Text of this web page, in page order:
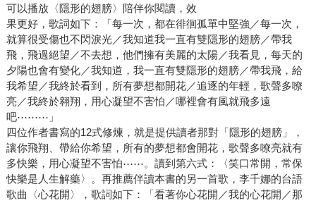
可以播放〈隱形的翅膀〉陪伴你閱讀，效
果更好，歌詞如下：「每一次，都在徘徊孤單中堅強／每一次，
就算很受傷也不閃淚光／我知道我一直有雙隱形的翅膀／帶我
飛，飛過絕望／不去想，他們擁有美麗的太陽／我看見，每天的
夕陽也會有變化／我知道，我一直有雙隱形的翅膀／帶我飛，給
我希望／我終於看到，所有夢想都開花／追逐的年輕，歌聲多嘹
亮／我終於翱翔，用心凝望不害怕／哪裡會有風就飛多遠
吧⋯⋯⋯」
四位作者書寫的12式修煉，就是提供讀者那對「隱形的翅膀」，
讓你飛翔、帶給你希望，所有的夢想都會開花，歌聲多嘹亮就有
多快樂，用心凝望不害怕⋯⋯。讀到第六式：〈笑口常開，常保
快樂是人生解藥〉。再推薦伴讀本書的另一首歌，李千娜的台語
歌曲〈心花開〉，歌詞如下：「看著你心花開／我的心花開／那